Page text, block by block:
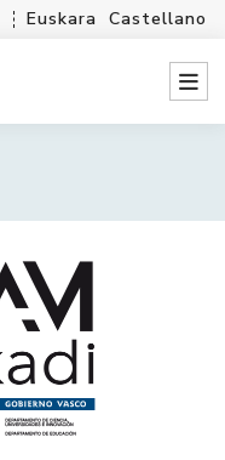
Euskara Castellano